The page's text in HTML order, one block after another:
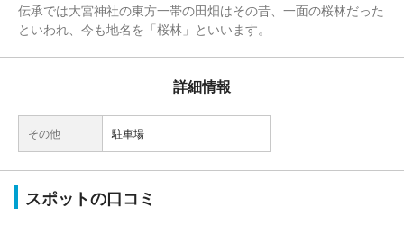
伝承では大宮神社の東方一帯の田畑はその昔、一面の桜林だった
といわれ、今も地名を「桜林」といいます。
詳細情報
その他 駐車場
スポットの口コミ